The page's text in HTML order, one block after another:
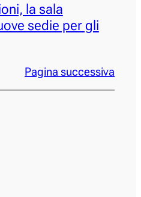
la sala
sedie per gli
Pagina successiva